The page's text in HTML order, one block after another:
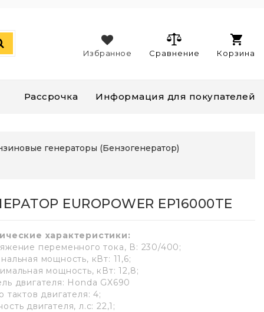
Корзина
Сравнение
Избранное
Рассрочка Информация для покупателей
генераторы (Бензогенератор)
EUROPOWER EP16000TE
характеристики:
переменного тока, В: 230/400;
мощность, кВт: 11,6;
мощность, кВт: 12,8;
двигателя: Honda GX690
тактов двигателя: 4;
двигателя, л.с: 22,1;